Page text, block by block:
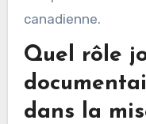
canadiennes. Ces
générations
mémoriaux
physiques de